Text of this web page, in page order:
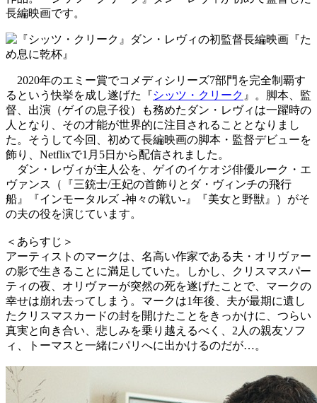
長編映画です。
2020年のエミー賞でコメディシリーズ7部門を完全制覇す
るという快挙を成し遂げた『シッツ・クリーク 』。脚本、監
督、出演（ゲイの息子役）も務めたダン・レヴィは一躍時の
人となり、その才能が世界的に注目されることとなりまし
た。そうして今回、初めて長編映画の脚本・監督デビューを
飾り、Netflixで1月5日から配信されました。
ダン・レヴィが主人公を、ゲイのイケオジ俳優ルーク・エ
ヴァンス（『三銃士/王妃の首飾りとダ・ヴィンチの飛行
船』『インモータルズ -神々の戦い-』『美女と野獣』）がそ
の夫の役を演じています。
＜あらすじ＞
アーティストのマークは、名高い作家である夫・オリヴァー
の影で生きることに満足していた。しかし、クリスマスパー
ティの夜、オリヴァーが突然の死を遂げたことで、マークの
幸せは崩れ去ってしまう。マークは1年後、夫が最期に遺し
たクリスマスカードの封を開けたことをきっかけに、つらい
真実と向き合い、悲しみを乗り越えるべく、2人の親友ソフ
ィ、トーマスと一緒にパリへに出かけるのだが…。